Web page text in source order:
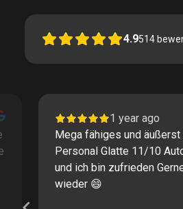
4.9514
1 year ago
Mega fähiges und
Personal Glatte 11/10
und ich bin zufrieden
wieder 😄